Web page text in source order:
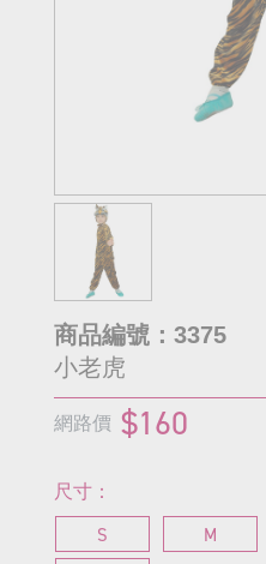
商品編號：3375
小老虎
網路價 $160
尺寸：
S M